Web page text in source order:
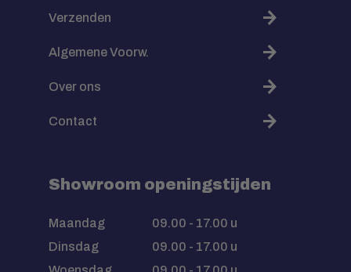
Verzenden
Algemene Voorw.
Over ons
Contact
Showroom openingstijden
Maandag
09.00 - 17.00 u
Dinsdag
09.00 - 17.00 u